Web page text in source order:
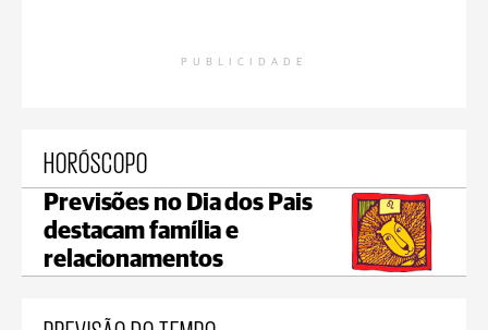
PUBLICIDADE
HORÓSCOPO
Previsões no Dia dos Pais
destacam família e
relacionamentos